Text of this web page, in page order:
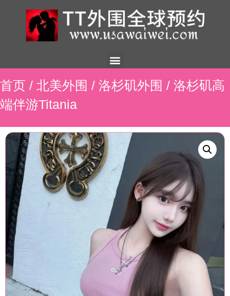
首页 / 北美外围 / 洛杉矶外围 / 洛杉矶高
端伴游Titania